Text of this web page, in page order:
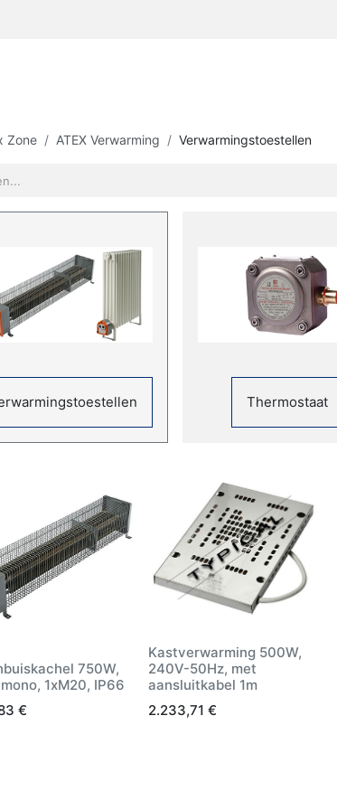
Zone ATEX Verwarming Verwarmingstoestellen
Thermostaat
750W,
1xM20, IP66
€
Kastverwarming 500W,
240V-50Hz, met
aansluitkabel 1m
2.233,71 €